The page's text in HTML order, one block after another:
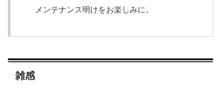
メンテナンス明けをお楽しみに。
雑感